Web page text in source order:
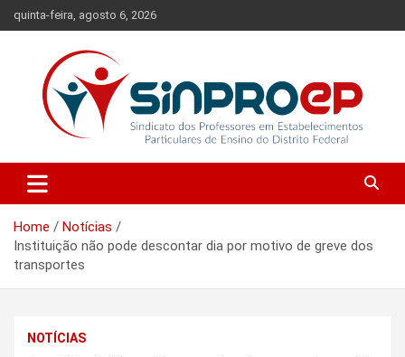
to
quinta-feira, agosto 6, 2026
Sinproep-DF
Ensino do Distrito Federal
Home
Notícias
Instituição não pode descontar dia por motivo de greve dos
transportes
NOTÍCIAS